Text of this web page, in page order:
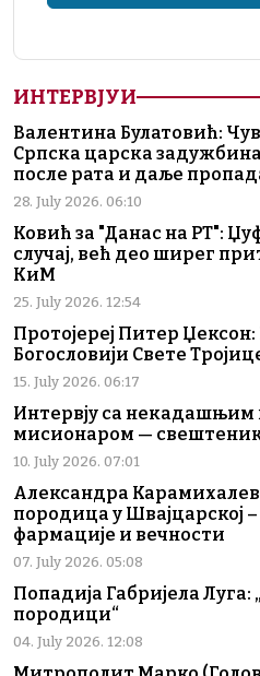
ИНТЕРВЈУИ
Валентина Булатовић:
Српска царска
после рата и даље
28. July 2026. 06:10
Ковић за "Данас на РТ":
случај, већ део ширег
КиМ
25. July 2026. 12:54
Протојереј Питер Џексон:
Богословији Свете
15. July 2026. 06:17
Интервју са некадашњим
мисионаром —
10. July 2026. 07:01
Александра
породица у Швајцарској
фармације и вечности
07. July 2026. 05:08
Попадија Габријела Луга:
породици“
04. July 2026. 12:08